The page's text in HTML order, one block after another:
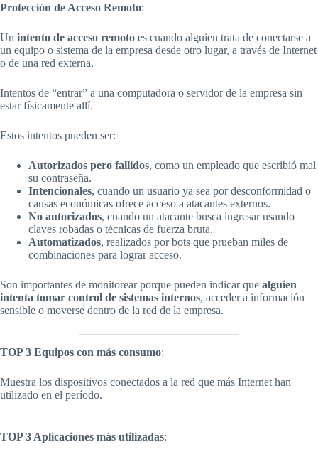
Protección de Acceso Remoto:
Un intento de acceso remoto es cuando alguien trata de conectarse a
un equipo o sistema de la empresa desde otro lugar, a través de Internet
o de una red externa.
Intentos de “entrar” a una computadora o servidor de la empresa sin
estar físicamente allí.
Estos intentos pueden ser:
Autorizados pero fallidos, como un empleado que escribió mal
su contraseña.
Intencionales, cuando un usuario ya sea por desconformidad o
causas económicas ofrece acceso a atacantes externos.
No autorizados, cuando un atacante busca ingresar usando
claves robadas o técnicas de fuerza bruta.
Automatizados, realizados por bots que prueban miles de
combinaciones para lograr acceso.
Son importantes de monitorear porque pueden indicar que alguien
intenta tomar control de sistemas internos, acceder a información
sensible o moverse dentro de la red de la empresa.
TOP 3 Equipos con más consumo:
Muestra los dispositivos conectados a la red que más Internet han
utilizado en el período.
TOP 3 Aplicaciones más utilizadas: